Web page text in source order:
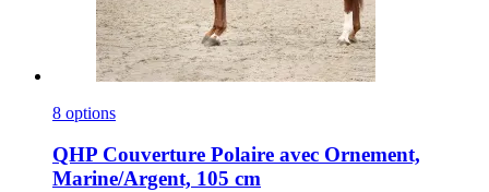
8 options
QHP Couverture Polaire avec Ornement,
Marine/Argent, 105 cm